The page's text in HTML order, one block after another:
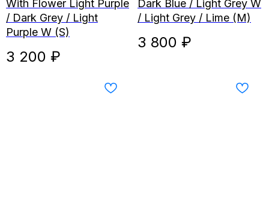
With Flower Light Purple
/ Dark Grey / Light
Purple W (S)
3 200 ₽
Dark Blue / Light Grey W
/ Light Grey / Lime (M)
3 800 ₽